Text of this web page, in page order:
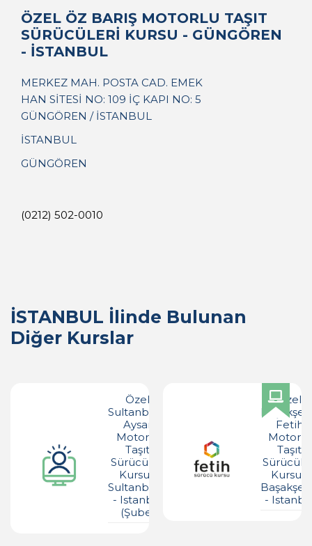
ÖZEL ÖZ BARIŞ MOTORLU TAŞIT
SÜRÜCÜLERİ KURSU - GÜNGÖREN
- İSTANBUL
MERKEZ MAH. POSTA CAD. EMEK
HAN SİTESİ NO: 109 İÇ KAPI NO: 5
GÜNGÖREN / İSTANBUL
İSTANBUL
GÜNGÖREN
(0212) 502-0010
İSTANBUL İlinde Bulunan
Diğer Kurslar
Özel
Sultanbeyli
Aysar
Motorlu
Taşıt
Sürücüleri
Kursu -
Sultanbeyli
- Istanbul
(şube)
Özel
Fetih
Motorlu
Taşıt
Kursu -
-